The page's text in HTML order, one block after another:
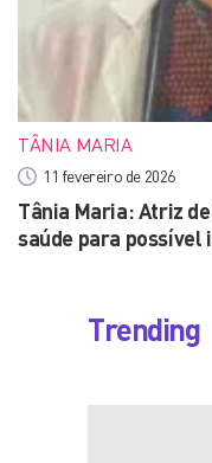
TÂNIA MARIA
11 fevereiro de 2026
Tânia Maria: Atriz
saúde para possível
Trending